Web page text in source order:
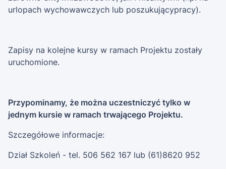
urlopach wychowawczych lub poszukującypracy).
Zapisy na kolejne kursy w ramach Projektu zostały
uruchomione.
Przypominamy, że można uczestniczyć tylko w
jednym kursie w ramach trwającego Projektu.
Szczegółowe informacje:
Dział Szkoleń - tel. 506 562 167 lub (61)8620 952